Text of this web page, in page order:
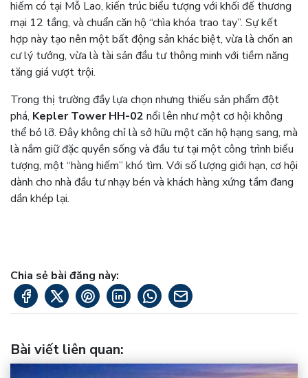
hiếm có tại Mỗ Lao, kiến trúc biểu tượng với khối đế thương
mại 12 tầng, và chuẩn căn hộ “chìa khóa trao tay”. Sự kết
hợp này tạo nên một bất động sản khác biệt, vừa là chốn an
cư lý tưởng, vừa là tài sản đầu tư thông minh với tiềm năng
tăng giá vượt trội.
Trong thị trường đầy lựa chọn nhưng thiếu sản phẩm đột
phá, Kepler Tower HH-02 nổi lên như một cơ hội không
thể bỏ lỡ. Đây không chỉ là sở hữu một căn hộ hạng sang, mà
là nắm giữ đặc quyền sống và đầu tư tại một công trình biểu
tượng, một “hàng hiếm” khó tìm. Với số lượng giới hạn, cơ hội
dành cho nhà đầu tư nhạy bén và khách hàng xứng tầm đang
dần khép lại.
Chia sẻ bài đăng này:
Bài viết liên quan: